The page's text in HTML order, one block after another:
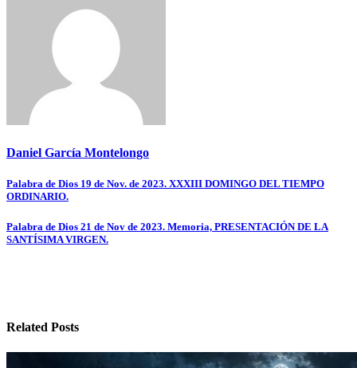
Daniel García Montelongo
Navegación
de
entradas
Palabra de Dios 19 de Nov. de 2023. XXXIII DOMINGO DEL TIEMPO
ORDINARIO.
Palabra de Dios 21 de Nov de 2023. Memoria, PRESENTACIÓN DE LA
SANTÍSIMA VIRGEN.
Related Posts